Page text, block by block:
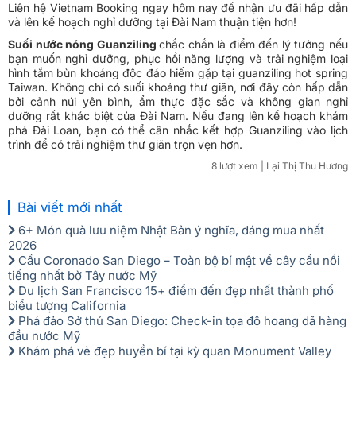
Liên hệ Vietnam Booking ngay hôm nay để nhận ưu đãi hấp dẫn
và lên kế hoạch nghỉ dưỡng tại Đài Nam thuận tiện hơn!
Suối nước nóng Guanzilingchắc chắn là điểm đến lý tưởng nếu
bạn muốn nghỉ dưỡng, phục hồi năng lượng và trải nghiệm loại
hình tắm bùn khoáng độc đáo hiếm gặp tại guanziling hot spring
Taiwan. Không chỉ có suối khoáng thư giãn, nơi đây còn hấp dẫn
bởi cảnh núi yên bình, ẩm thực đặc sắc và không gian nghỉ
dưỡng rất khác biệt của Đài Nam. Nếu đang lên kế hoạch khám
phá Đài Loan, bạn có thể cân nhắc kết hợp Guanziling vào lịch
trình để có trải nghiệm thư giãn trọn vẹn hơn.
8 lượt xem | Lại Thị Thu Hương
Bài viết mới nhất
6+ Món quà lưu niệm Nhật Bản ý nghĩa, đáng mua nhất
2026
Cầu Coronado San Diego – Toàn bộ bí mật về cây cầu nổi
tiếng nhất bờ Tây nước Mỹ
Du lịch San Francisco 15+ điểm đến đẹp nhất thành phố
biểu tượng California
Phá đảo Sở thú San Diego: Check-in tọa độ hoang dã hàng
đầu nước Mỹ
Khám phá vẻ đẹp huyền bí tại kỳ quan Monument Valley